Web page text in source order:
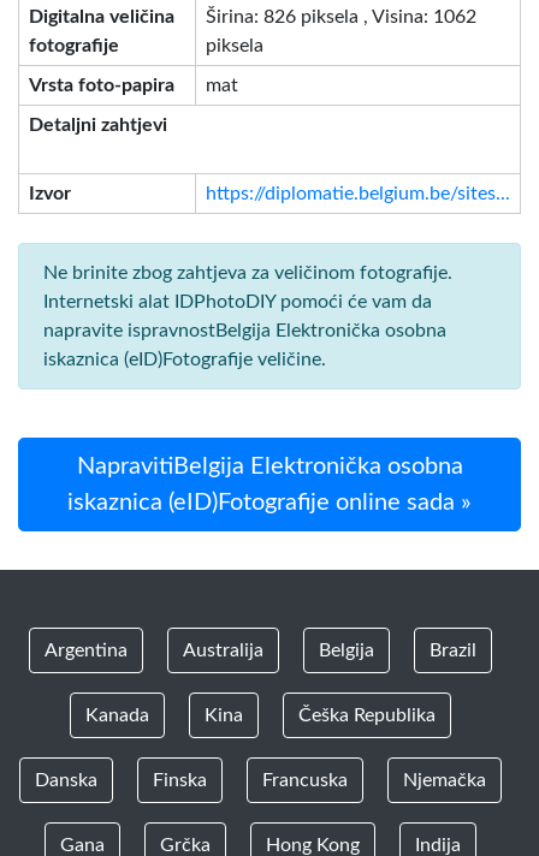
Digitalna veličina
fotografije
Širina: 826 piksela , Visina: 1062
piksela
Vrsta foto-papira mat
Detaljni zahtjevi
Izvor https://diplomatie.belgium.be/sites...
Ne brinite zbog zahtjeva za veličinom fotografije.
Internetski alat IDPhotoDIY pomoći će vam da
napravite ispravnostBelgija Elektronička osobna
iskaznica (eID)Fotografije veličine.
NapravitiBelgija Elektronička osobna
iskaznica (eID)Fotografije online sada »
Argentina Australija Belgija Brazil
Kanada Kina Češka Republika
Danska Finska Francuska Njemačka
Gana Grčka Hong Kong Indija